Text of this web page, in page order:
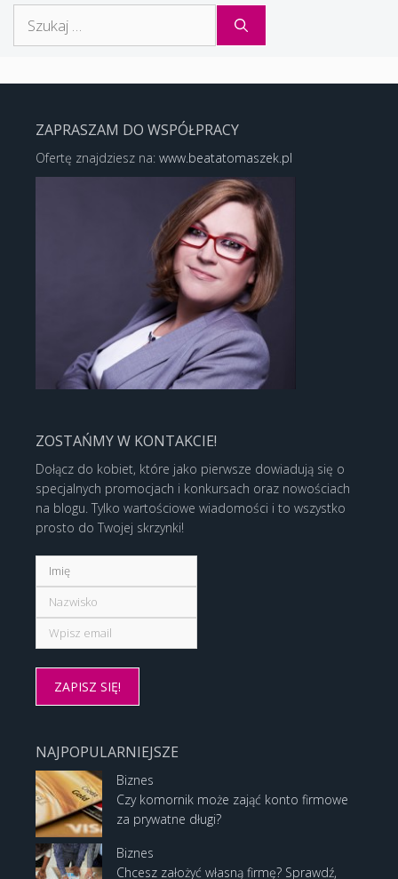
ZAPRASZAM DO WSPÓŁPRACY
Ofertę znajdziesz na: www.beatatomaszek.pl
ZOSTAŃMY W KONTAKCIE!
Dołącz do kobiet, które jako pierwsze dowiadują się o
specjalnych promocjach i konkursach oraz nowościach
na blogu. Tylko wartościowe wiadomości i to wszystko
prosto do Twojej skrzynki!
NAJPOPULARNIEJSZE
Biznes
Czy komornik może zająć konto firmowe
za prywatne długi?
Biznes
Chcesz założyć własną firmę? Sprawdź,